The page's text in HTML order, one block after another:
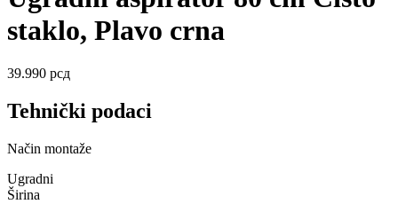
staklo, Plavo crna
39.990 рсд
Tehnički podaci
Način montaže
Ugradni
Širina